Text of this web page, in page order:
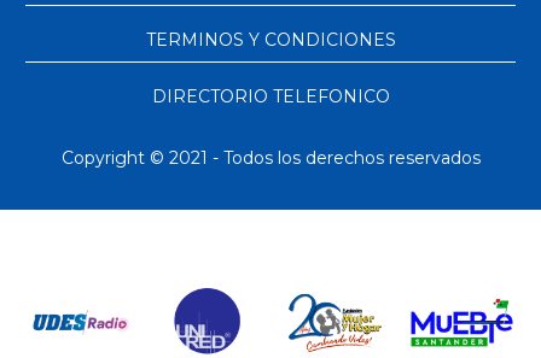
TERMINOS Y CONDICIONES
DIRECTORIO TELEFONICO
Copyright © 2021 - Todos los derechos reservados